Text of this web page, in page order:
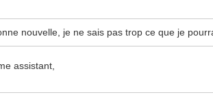
nouvelle, je ne sais pas trop ce que je
assistant,